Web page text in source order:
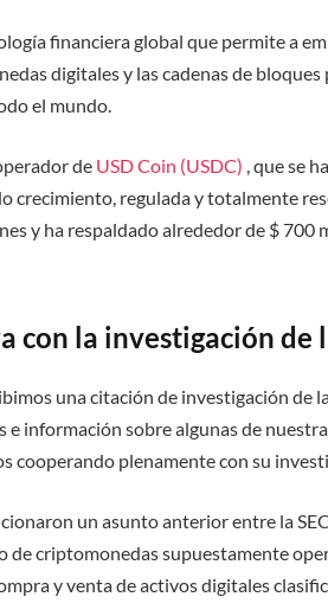
financiera global que permite a
digitales y las cadenas de
el mundo.
de USD Coin (USDC) , que se
crecimiento, regulada y totalmente
y ha respaldado alrededor de $ 700
con la investigación de
una citación de investigación de
e información sobre algunas de
cooperando plenamente con su
un asunto anterior entre la
de criptomonedas supuestamente
y venta de activos digitales